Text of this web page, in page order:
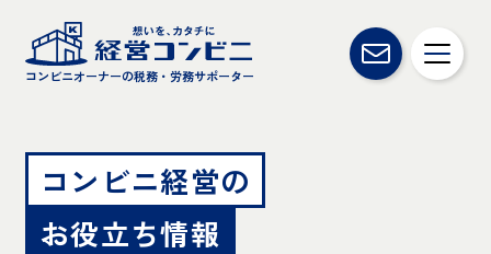
コンビニオーナーの税務・労務サポーター
コンビニ経営の
お役立ち情報